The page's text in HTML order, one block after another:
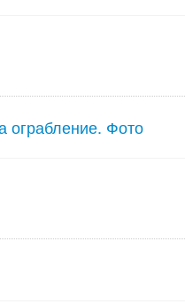
ограбление. Фото